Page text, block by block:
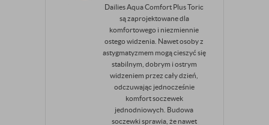
Dailies Aqua Comfort Plus Toric
są zaprojektowane dla
komfortowego i niezmiennie
ostego widzenia. Nawet osoby z
astygmatyzmem mogą cieszyć się
stabilnym, dobrym i ostrym
widzeniem przez cały dzień,
odczuwając jednocześnie
komfort soczewek
jednodniowych. Budowa
soczewki sprawia, że nawet